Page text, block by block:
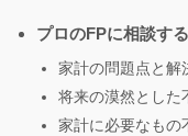
プロのFPに相談す
家計の問題点と解
将来の漠然とした
家計に必要なもの